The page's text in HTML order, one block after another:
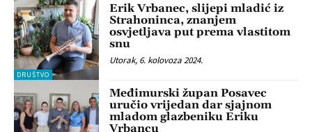
DRUŠTVO
Erik Vrbanec, slijepi mladić iz
Strahoninca, znanjem
osvjetljava put prema vlastitom
snu
Utorak, 6. kolovoza 2024.
Međimurski župan Posavec
uručio vrijedan dar sjajnom
mladom glazbeniku Eriku
Vrbancu